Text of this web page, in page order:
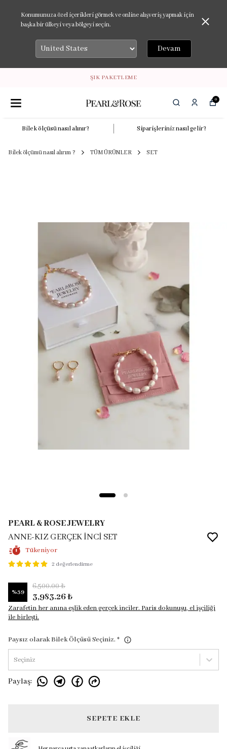
Konumunuza özel içerikleri görmek ve online alışveriş yapmak için
başka bir ülkeyi veya bölgeyi seçin.
Devam
ŞIK PAKETLEME
0
Bilek ölçüsü nasıl alınır? Siparişleriniz nasıl gelir?
Bilek ölçümü nasıl alırım ? TÜM ÜRÜNLER SET
PEARL & ROSE JEWELRY
ANNE-KIZ GERÇEK İNCİ SET
Tükeniyor
2 değerlendirme
%39
6,500.00 ₺
3,983.26 ₺
Zarafetin her anına eşlik eden gerçek inciler. Paris dokunuşu, el işçiliği
ile birleşti.
Paysız olarak Bilek Ölçüsü Seçiniz. *
Seçiniz
Paylaş:
SEPETE EKLE